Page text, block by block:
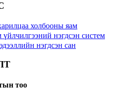
холбооны яам
нэгдсэн систем
нэгдсэн сан
тоо